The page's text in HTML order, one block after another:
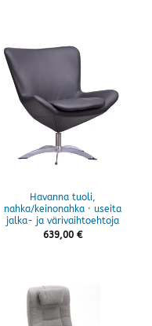
Havanna tuoli,
nahka/keinonahka · useita
jalka- ja värivaihtoehtoja
639,00 €